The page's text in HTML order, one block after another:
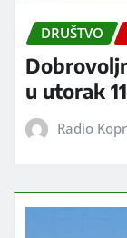
DRUŠTVO
u utorak
Radio